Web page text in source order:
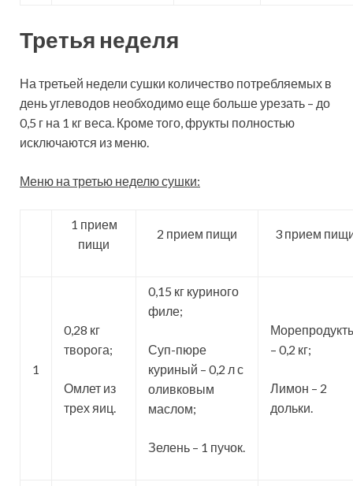
Третья неделя
На третьей недели сушки количество потребляемых в
день углеводов необходимо еще больше урезать – до
0,5 г на 1 кг веса. Кроме того, фрукты полностью
исключаются из меню.
Меню на третью неделю сушки:
1 прием
пищи
2 прием пищи 3 прием
1
0,28 кг
творога;
Омлет из
трех яиц.
0,15 кг куриного
филе;
Суп-пюре
куриный – 0,2 л с
оливковым
маслом;
Зелень – 1 пучок.
– 0,2 кг;
Лимон – 2
дольки.